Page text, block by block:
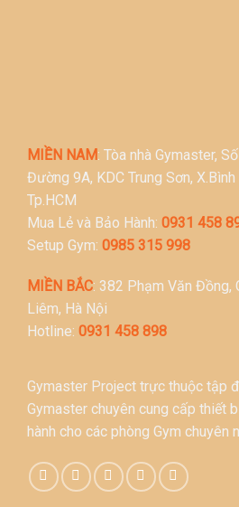
MIỀN NAM: Tòa nhà Gymaster,
Đường 9A, KDC Trung Sơn, X.Bình
Tp.HCM
Mua Lẻ và Bảo Hành: 0931 458
Setup Gym: 0985 315 998
MIỀN BẮC: 382 Phạm Văn Đồng,
Liêm, Hà Nội
Hotline: 0931 458 898
Gymaster Project trực thuộc tập
Gymaster chuyên cung cấp thiết
hành cho các phòng Gym chuyên